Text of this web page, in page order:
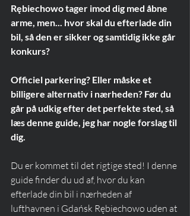
Rębiechowo tager imod dig med åbne
arme, men... hvor skal du efterlade din
bil, så den er sikker og samtidig ikke går
konkurs?
Officiel parkering? Eller måske et
billigere alternativ i nærheden? Før du
går på udkig efter det perfekte sted, så
læs denne guide, jeg har nogle forslag til
dig.
Du er kommet til det rigtige sted! I denne
guide finder du ud af, hvor du kan
efterlade din bil i nærheden af
lufthavnen i Gdańsk Rębiechowo uden at